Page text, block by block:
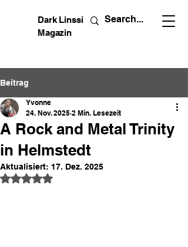
Dark Linssi
Magazin
Beitrag
A Rock and Metal Trinity
in Helmstedt
Yvonne
24. Nov. 2025 2 Min. Lesezeit
Aktualisiert: 17. Dez. 2025
Mit NaN von 5 Sternen bewertet.